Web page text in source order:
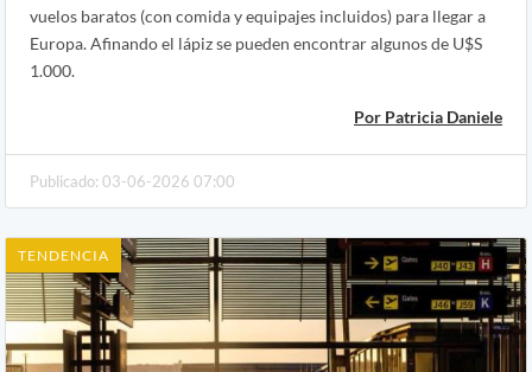
vuelos baratos (con comida y equipajes incluidos) para llegar a
Europa. Afinando el lápiz se pueden encontrar algunos de U$S
1.000.
Por Patricia Daniele
Publicado: 03-06-2026 07:00
TENDENCIA